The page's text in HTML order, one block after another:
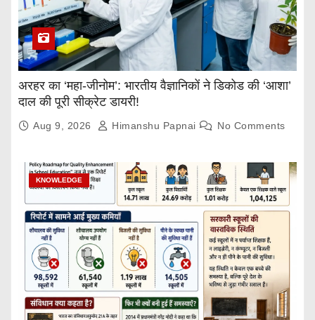
अरहर का ‘महा-जीनोम’: भारतीय वैज्ञानिकों ने डिकोड की ‘आशा’
दाल की पूरी सीक्रेट डायरी!
Aug 9, 2026 Himanshu Papnai No Comments
KNOWLEDGE